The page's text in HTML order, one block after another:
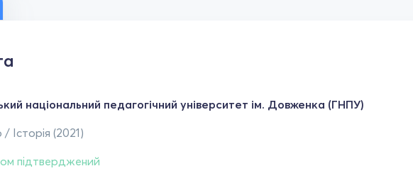
національний педагогічний університет ім. Довженка (ГНПУ)
Історія (2021)
підтверджений